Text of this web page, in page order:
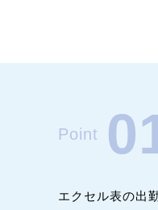
Point
エクセル表の出